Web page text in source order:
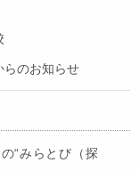
らのお知らせ
“みらとび（探